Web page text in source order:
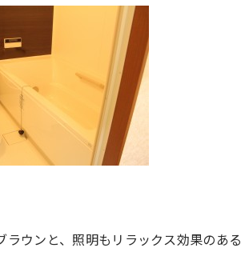
ウンと、照明もリラックス効果のある